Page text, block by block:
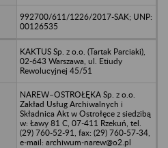
992700/611/1226/2017-SAK; UNP:
00126535
KAKTUS Sp. z o.o. (Tartak Parciaki),
02-643 Warszawa, ul. Etiudy
Rewolucyjnej 45/51
NAREW–OSTROŁĘKA Sp. z o.o.
Zakład Usług Archiwalnych i
Składnica Akt w Ostrołęce z siedzibą
w: Ławy 81 C, 07-411 Rzekuń, tel.
(29) 760-52-91, fax: (29) 760-57-34,
e-mail: archiwum-narew@o2.pl